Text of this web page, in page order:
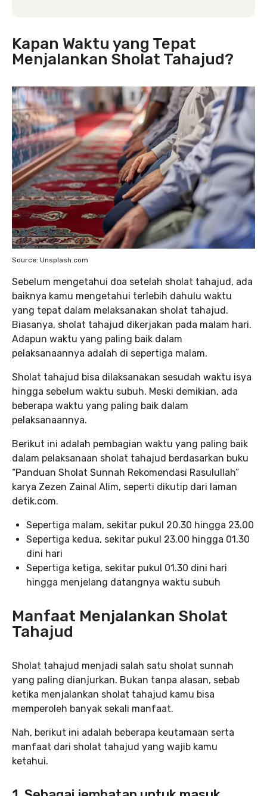
Kapan Waktu yang Tepat
Menjalankan Sholat Tahajud?
Source: Unsplash.com
Sebelum mengetahui doa setelah sholat tahajud, ada
baiknya kamu mengetahui terlebih dahulu waktu
yang tepat dalam melaksanakan sholat tahajud.
Biasanya, sholat tahajud dikerjakan pada malam hari.
Adapun waktu yang paling baik dalam
pelaksanaannya adalah di sepertiga malam.
Sholat tahajud bisa dilaksanakan sesudah waktu isya
hingga sebelum waktu subuh. Meski demikian, ada
beberapa waktu yang paling baik dalam
pelaksanaannya.
Berikut ini adalah pembagian waktu yang paling baik
dalam pelaksanaan sholat tahajud berdasarkan buku
“Panduan Sholat Sunnah Rekomendasi Rasulullah”
karya Zezen Zainal Alim, seperti dikutip dari laman
detik.com.
Sepertiga malam, sekitar pukul 20.30 hingga 23.00
Sepertiga kedua, sekitar pukul 23.00 hingga 01.30
dini hari
Sepertiga ketiga, sekitar pukul 01.30 dini hari
hingga menjelang datangnya waktu subuh
Manfaat Menjalankan Sholat
Tahajud
Sholat tahajud menjadi salah satu sholat sunnah
yang paling dianjurkan. Bukan tanpa alasan, sebab
ketika menjalankan sholat tahajud kamu bisa
memperoleh banyak sekali manfaat.
Nah, berikut ini adalah beberapa keutamaan serta
manfaat dari sholat tahajud yang wajib kamu
ketahui.